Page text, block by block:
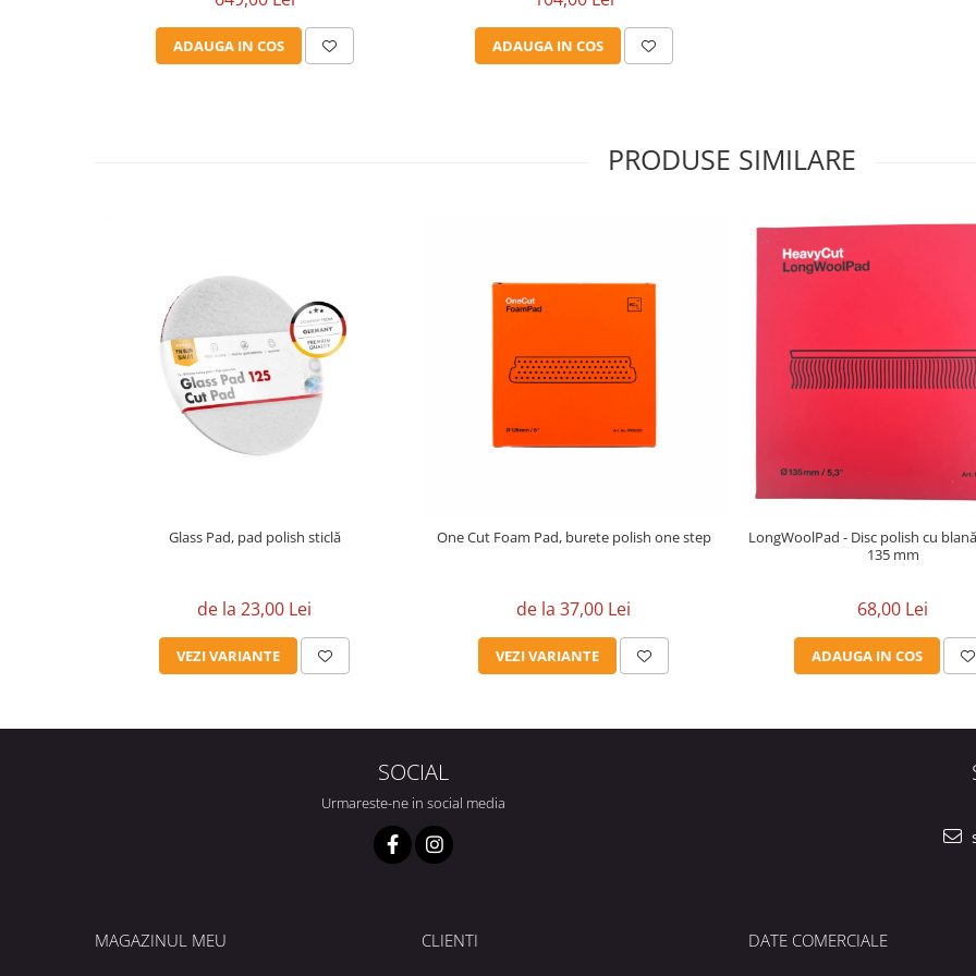
ADAUGA IN COS ADAUGA IN COS
PRODUSE SIMILARE
Glass Pad, pad polish sticlă
de la 23,00 Lei
VEZI VARIANTE
One Cut Foam Pad, burete polish one step
de la 37,00 Lei
VEZI VARIANTE
LongWoolPad - Disc polish cu
135 mm
68,00 Lei
ADAUGA IN COS
SOCIAL
Urmareste-ne in social media
MAGAZINUL MEU CLIENTI DATE COMERCIALE